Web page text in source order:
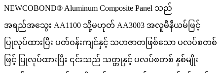
NEWCOBOND® Aluminum Composite Panel သည်
အရည်အသွေး AA1100 သို့မဟုတ် AA3003 အလူမီနီယမ်ဖြင့်
ပြုလုပ်ထားပြီး ပတ်ဝန်းကျင်နှင့် သဟဇာတဖြစ်သော ပလပ်စတစ်
ဖြင့် ပြုလုပ်ထားပြီး ၎င်းသည် သတ္တုနှင့် ပလပ်စတစ် နှစ်မျိုး